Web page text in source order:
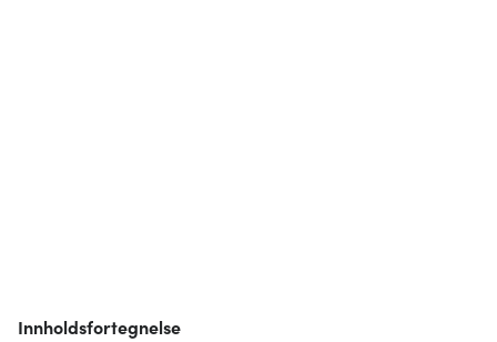
Innholdsfortegnelse